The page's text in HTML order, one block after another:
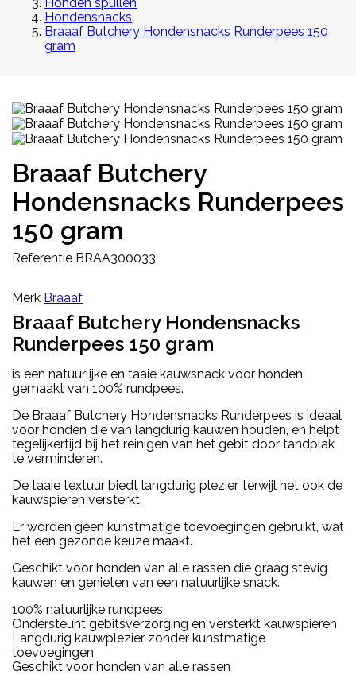
Hondensnacks
Braaaf Butchery Hondensnacks Runderpees 150
gram
Braaaf Butchery
Hondensnacks Runderpees
150 gram
Referentie BRAA300033
Merk Braaaf
Braaaf Butchery Hondensnacks
Runderpees 150 gram
is een natuurlijke en taaie kauwsnack voor honden,
gemaakt van 100% rundpees.
De Braaaf Butchery Hondensnacks Runderpees is ideaal
voor honden die van langdurig kauwen houden, en helpt
tegelijkertijd bij het reinigen van het gebit door tandplak
te verminderen.
De taaie textuur biedt langdurig plezier, terwijl het ook de
kauwspieren versterkt.
Er worden geen kunstmatige toevoegingen gebruikt, wat
het een gezonde keuze maakt.
Geschikt voor honden van alle rassen die graag stevig
kauwen en genieten van een natuurlijke snack.
100% natuurlijke rundpees
Ondersteunt gebitsverzorging en versterkt kauwspieren
Langdurig kauwplezier zonder kunstmatige
toevoegingen
Geschikt voor honden van alle rassen